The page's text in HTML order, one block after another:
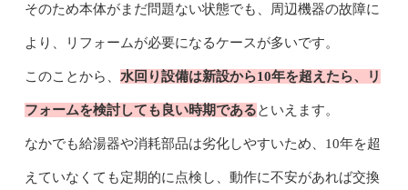
そのため本体がまだ問題ない状態でも、周辺機器の故障に
より、リフォームが必要になるケースが多いです。
このことから 水回り設備は新設から10年を超えたら、リ
フォームを検討しても良い時期であるといえます。
なかでも給湯器や消耗部品は劣化しやすいため、10年を超
えていなくても定期的に点検し、動作に不安があれば交換